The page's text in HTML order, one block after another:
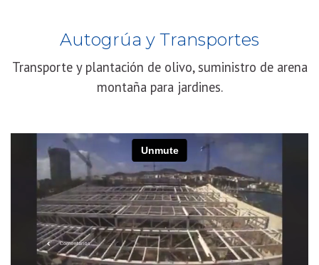
Autogrúa y Transportes
Transporte y plantación de olivo, suministro de arena
montaña para jardines.